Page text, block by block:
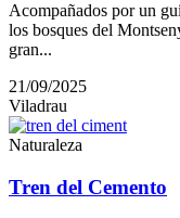
Acompañados por un
los bosques del
gran...
21/09/2025
Viladrau
Naturaleza
Tren del Cemento